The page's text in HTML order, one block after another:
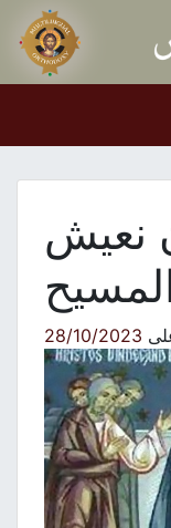
نعيش
28/10/2023